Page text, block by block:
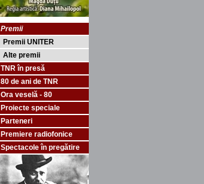
Premii
Premii UNITER
Alte premii
TNR în presă
80 de ani de TNR
Ora veselă - 80
Proiecte speciale
Parteneri
Premiere radiofonice
Spectacole în pregătire